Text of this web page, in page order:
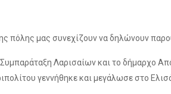
πόλης μας συνεχίζουν να δηλώνουν
Λαρισαίων και το δήμαρχο
γεννήθηκε και μεγάλωσε στο